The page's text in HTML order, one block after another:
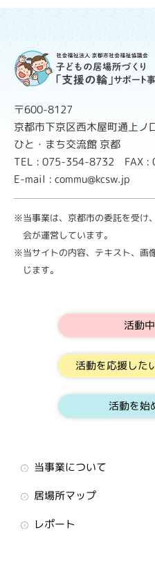
〒600-8127
京都市下京区西木屋町通上ノ
ひと・まち交流館 京都
TEL : 075-354-8732 FAX
E-mail : commu@kcsw.jp
※当事業は、京都市の委託を受け
会が運営しています。
※当サイトの内容、テキスト、画
じます。
活動
活動を応援した
活動を始
当事業について
居場所マップ
レポート